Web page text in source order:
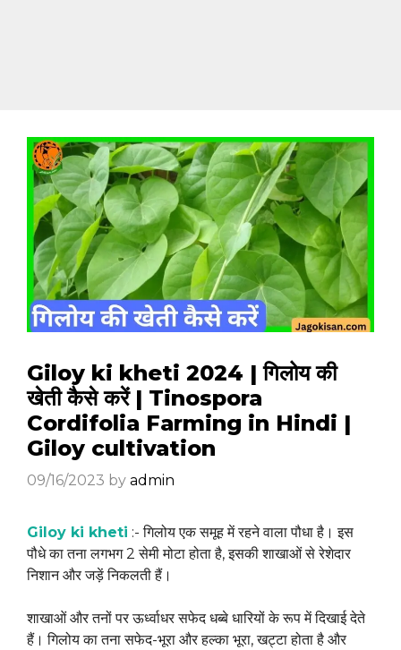
Giloy ki kheti 2024 | गिलोय की
खेती कैसे करें | Tinospora
Cordifolia Farming in Hindi |
Giloy cultivation
09/16/2023 by admin
Giloy ki kheti :- गिलोय एक समूह में रहने वाला पौधा है। इस
पौधे का तना लगभग 2 सेमी मोटा होता है, इसकी शाखाओं से रेशेदार
निशान और जड़ें निकलती हैं।
शाखाओं और तनों पर ऊर्ध्वाधर सफेद धब्बे धारियों के रूप में दिखाई देते
हैं। गिलोय का तना सफेद-भूरा और हल्का भूरा, खट्टा होता है और